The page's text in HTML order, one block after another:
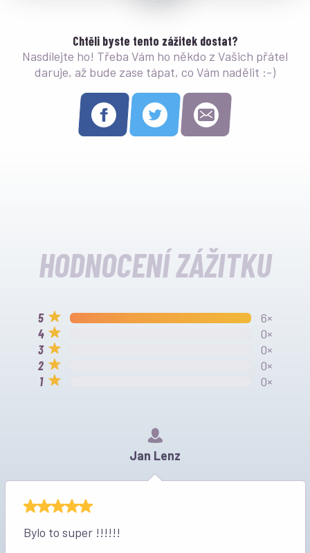
Chtěli byste tento zážitek dostat?
Nasdílejte ho! Třeba Vám ho někdo z Vašich přátel
daruje, až bude zase tápat, co Vám nadělit :-)
HODNOCENÍ ZÁŽITKU
6×
0×
0×
0×
0×
Jan Lenz
Bylo to super !!!!!!